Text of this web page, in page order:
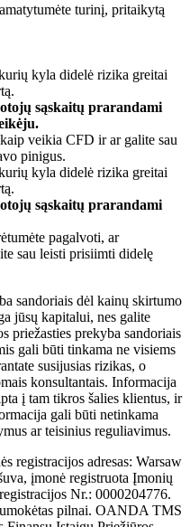
turinį, pritaikytą
kyla didelė rizika greitai
sąskaitų prarandami
veikia CFD ir ar galite sau
pinigus.
kyla didelė rizika greitai
sąskaitų prarandami
pagalvoti, ar
sau leisti prisiimti didelę
sandoriais dėl kainų skirtumo
jūsų kapitalui, nes galite
priežasties prekyba sandoriais
gali būti tinkama ne visiems
susijusias rizikas, o
konsultantais. Informacija
į tam tikros šalies klientus, ir
gali būti netinkama
ar teisinius reguliavimus.
registracijos adresas: Warsaw
įmonė registruota Įmonių
Nr.: 0000204776.
pilnai. OANDA TMS